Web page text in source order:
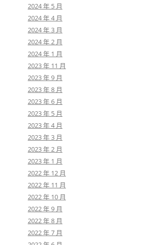
2024 年 5 月
2024 年 4 月
2024 年 3 月
2024 年 2 月
2024 年 1 月
2023 年 11 月
2023 年 9 月
2023 年 8 月
2023 年 6 月
2023 年 5 月
2023 年 4 月
2023 年 3 月
2023 年 2 月
2023 年 1 月
2022 年 12 月
2022 年 11 月
2022 年 10 月
2022 年 9 月
2022 年 8 月
2022 年 7 月